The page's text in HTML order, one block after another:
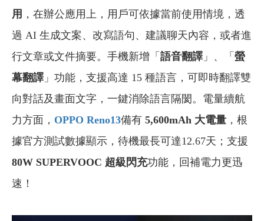
用 ，在辦公應用上，用戶可依據當前使用情境，透
過 AI 生成文案、改寫語句、建議聊天內容，或者進
行文章或文件摘要。手機新增「 語音翻譯 」、「 螢
幕翻譯 」功能，支援高達 15 種語言，可即時翻譯雙
向對話及畫面文字，一鍵消除語言隔閡。電量續航
力方面， OPPO Reno13備有 5,600mAh 大電量 ，根
據官方測試數據顯示，待機最長可達12.67天；支援
80W SUPERVOOC 超級閃充功能，回補電力更迅
速！